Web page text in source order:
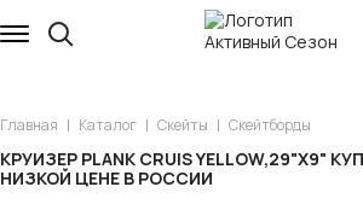
Главная Каталог Скейты Скейтборды
КРУИЗЕР PLANK CRUIS YELLOW,29"Х9"
НИЗКОЙ ЦЕНЕ В РОССИИ